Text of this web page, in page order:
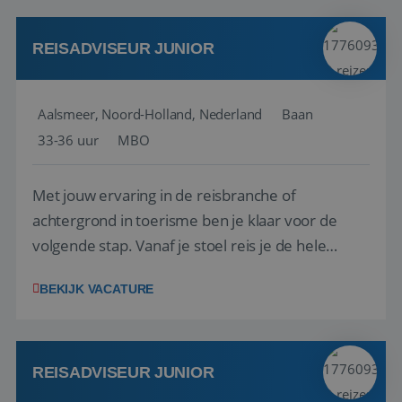
werken: of het nu gaat om vragen ...
REISADVISEUR JUNIOR
Aalsmeer, Noord-Holland, Nederland
Baan
33-36 uur
MBO
Met jouw ervaring in de reisbranche of
achtergrond in toerisme ben je klaar voor de
volgende stap. Vanaf je stoel reis je de hele
wensen van je team, je klant en wat er in de
klanten te overtuigen om die droomreis te
boeken! ...
BEKIJK VACATURE
REISADVISEUR JUNIOR